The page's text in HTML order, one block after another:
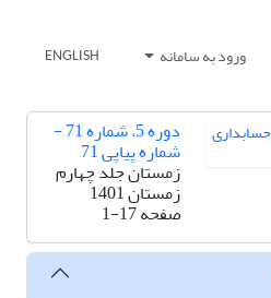
ورود به سامانه ENGLISH
دوره 5، شماره 71 -
شماره پیاپی 71
زمستان جلد چهارم
زمستان 1401
صفحه1-17